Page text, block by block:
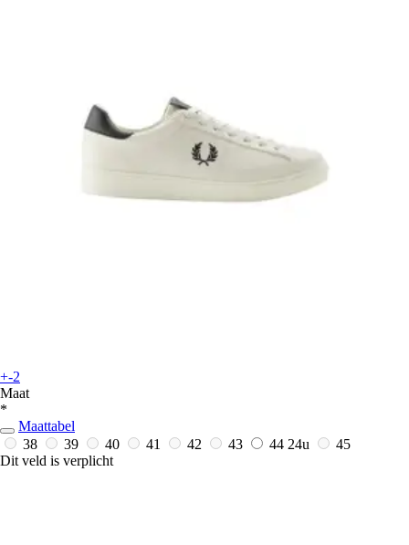
+-2
Maat
*
Maattabel
38
39 40 41 42 43 44 24u
45
Dit veld is verplicht